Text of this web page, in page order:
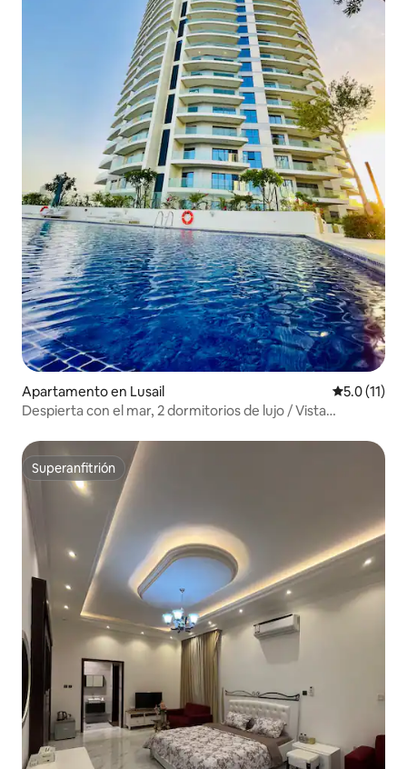
Apartamento en Lusail Calificación
5.0 (11)
Despierta con el mar, 2 dormitorios de lujo / Vista
Superanfitrión
Superanfitrión